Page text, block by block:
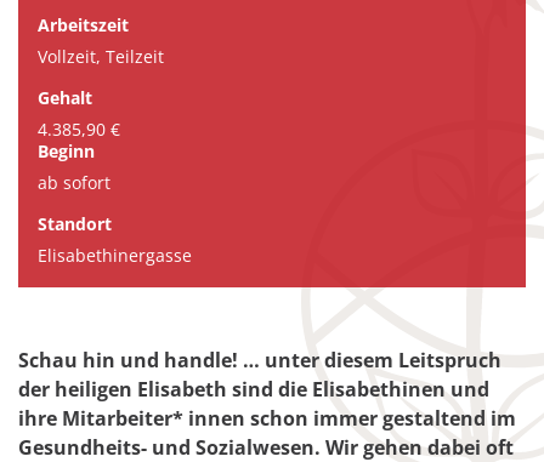
Arbeitszeit
Vollzeit, Teilzeit
Gehalt
4.385,90 €
Beginn
ab sofort
Standort
Elisabethinergasse
Schau hin und handle! … unter diesem Leitspruch
der heiligen Elisabeth sind die Elisabethinen und
ihre Mitarbeiter* innen schon immer gestaltend im
Gesundheits- und Sozialwesen. Wir gehen dabei oft